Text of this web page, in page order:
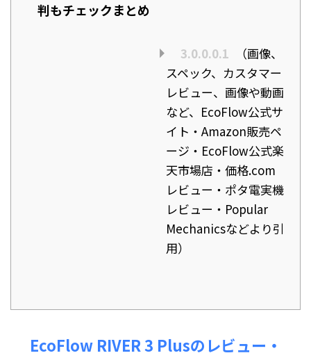
判もチェックまとめ
3.0.0.0.1
（画像、
スペック、カスタマー
レビュー、画像や動画
など、EcoFlow公式サ
イト・Amazon販売ペ
ージ・EcoFlow公式楽
天市場店・価格.com
レビュー・ポタ電実機
レビュー・Popular
Mechanicsなどより引
用）
EcoFlow RIVER 3 Plusのレビュー・